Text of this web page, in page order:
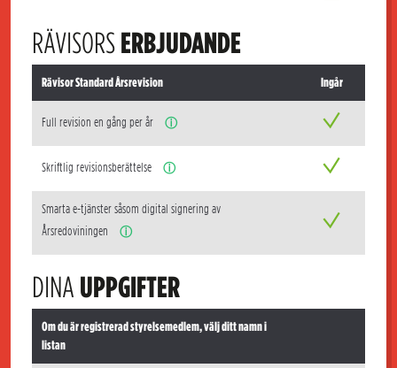
RÄVISORSERBJUDANDE
Rävisor Standard Årsrevision Ingår
Full revision en gång per år ⓘ
Skriftlig revisionsberättelse ⓘ
Smarta e-tjänster såsom digital signering av
Årsredoviningen
ⓘ
DINA UPPGIFTER
Om du är registrerad styrelsemedlem, välj ditt namn i
listan